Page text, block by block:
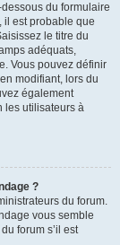
du formulaire
il est probable que
le titre du
adéquats,
Vous pouvez définir
modifiant, lors du
également
les utilisateurs à
?
du forum.
vous semble
forum s’il est